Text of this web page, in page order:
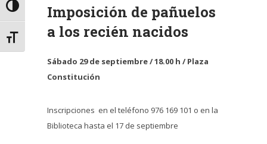
Alternar alto contraste
Alternar tamaño de letra
Imposición de pañuelos
a los recién nacidos
Sábado 29 de septiembre / 18.00 h / Plaza
Constitución
Inscripciones en el teléfono 976 169 101 o en la
Biblioteca hasta el 17 de septiembre